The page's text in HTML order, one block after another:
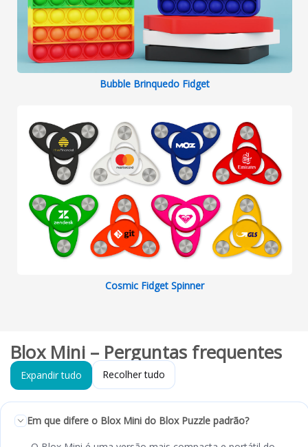
Bubble Brinquedo Fidget
Cosmic Fidget Spinner
Blox Mini – Perguntas frequentes
Expandir tudo Recolher tudo
Em que difere o Blox Mini do Blox Puzzle padrão?